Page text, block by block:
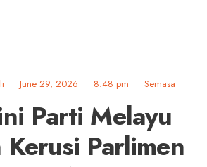
• June 29, 2026 • 8:48 pm • Semasa •
Parti Melayu
Kerusi Parlimen